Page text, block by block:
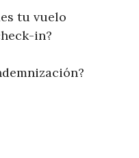
tu vuelo
in?